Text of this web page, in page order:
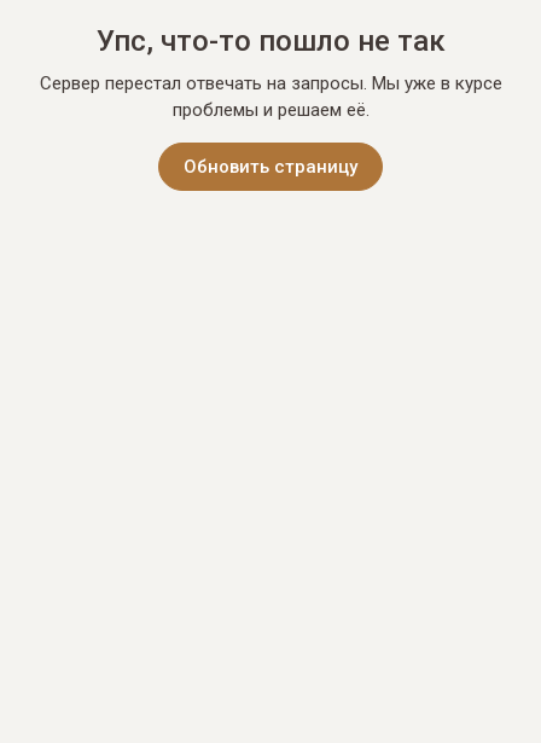
Упс, что-то пошло не так
Сервер перестал отвечать на запросы. Мы уже в курсе
проблемы и решаем её.
Обновить страницу